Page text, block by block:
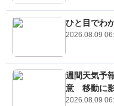
ひと目でわ
2026.08.09
週間天気予
意 移動に
2026.08.09